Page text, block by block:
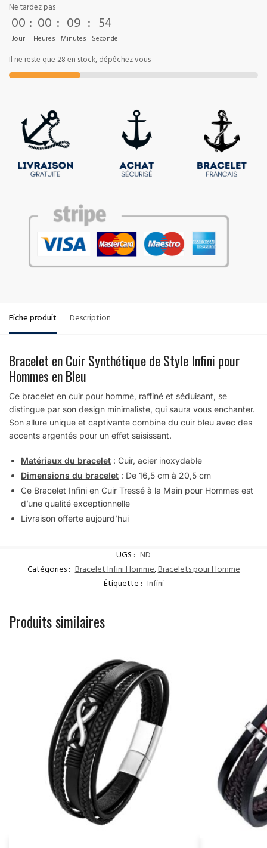
Ne tardez pas
00
Jour
: 00
Heures
: 09
Minutes
: 54
Seconde
Il ne reste que 28 en stock, dépêchez vous
Fiche produit Description
Bracelet en Cuir Synthétique de Style Infini pour
Hommes en Bleu
Ce bracelet en cuir pour homme, raffiné et séduisant, se
distingue par son design minimaliste, qui saura vous enchanter.
Son allure unique et captivante combine du cuir bleu avec des
accents argentés pour un effet saisissant.
Matériaux du bracelet : Cuir, acier inoxydable
Dimensions du bracelet : De 16,5 cm à 20,5 cm
Ce Bracelet Infini en Cuir Tressé à la Main pour Hommes est
d’une qualité exceptionnelle
Livraison offerte aujourd’hui
UGS : ND
Catégories : Bracelet Infini Homme,Bracelets pour Homme
Étiquette : Infini
Produits similaires